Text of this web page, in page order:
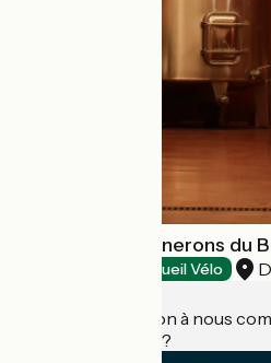
La cave des Vignerons du
Accueil Vélo
Une information à nous
établissement ?